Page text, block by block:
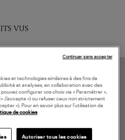
VUS
et technologies similaires à des fins de
et analyses, en collaboration avec des
configurer vos choix via « Paramétrer »,
J’accepte ») ou refuser ceux non strictement
»). Pour en savoir plus sur l’utilisation de
de cookies
Autoriser tous les cookies
Continuer sans accepter